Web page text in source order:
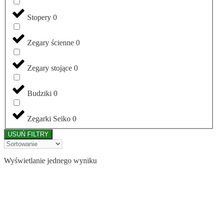
Stopery 0
Zegary ścienne 0
Zegary stojące 0
Budziki 0
Zegarki Seiko 0
USUŃ FILTRY
Wyświetlanie jednego wyniku